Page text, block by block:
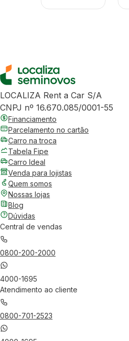
LOCALIZA Rent a Car S/A
CNPJ nº 16.670.085/0001-55
Financiamento
Parcelamento no cartão
Carro na troca
Tabela Fipe
Carro Ideal
Venda para lojistas
Quem somos
Nossas lojas
Blog
Dúvidas
Central de vendas
0800-200-2000
4000-1695
Atendimento ao cliente
0800-701-2523